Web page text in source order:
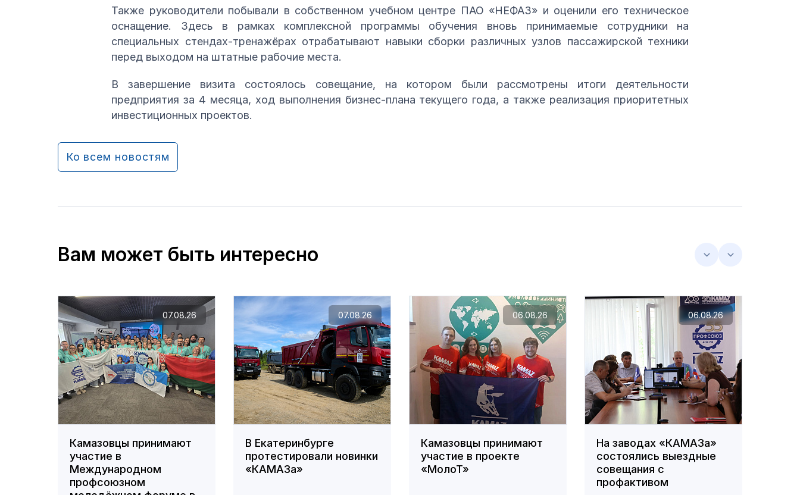
Также руководители побывали в собственном учебном центре ПАО «НЕФАЗ» и оценили его техническое
оснащение. Здесь в рамках комплексной программы обучения вновь принимаемые сотрудники на
специальных стендах-тренажёрах отрабатывают навыки сборки различных узлов пассажирской техники
перед выходом на штатные рабочие места.
В завершение визита состоялось совещание, на котором были рассмотрены итоги деятельности
предприятия за 4 месяца, ход выполнения бизнес-плана текущего года, а также реализация приоритетных
инвестиционных проектов.
Ко всем новостям
Вам может быть интересно
Камазовцы принимают
участие в
Международном
профсоюзном
07.08.26
В Екатеринбурге
протестировали новинки
«КАМАЗа»
07.08.26
Камазовцы принимают
участие в проекте
«МолоТ»
06.08.26
На заводах «КАМАЗа»
состоялись выездные
совещания с
профактивом
06.08.26